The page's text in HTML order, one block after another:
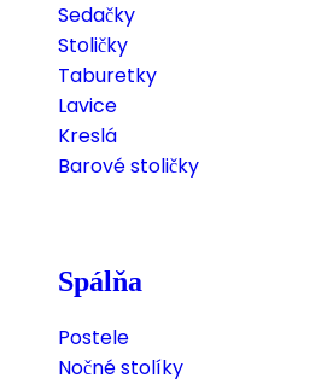
Sedačky
Stoličky
Taburetky
Lavice
Kreslá
Barové stoličky
Spálňa
Postele
Nočné stolíky